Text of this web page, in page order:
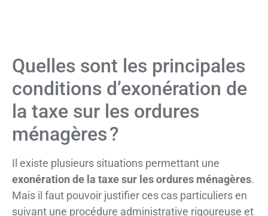
Quelles sont les principales
conditions d’exonération de
la taxe sur les ordures
ménagères ?
Il existe plusieurs situations permettant une
exonération de la taxe sur les ordures ménagères.
Mais il faut pouvoir justifier ces cas particuliers en
suivant une procédure administrative rigoureuse et